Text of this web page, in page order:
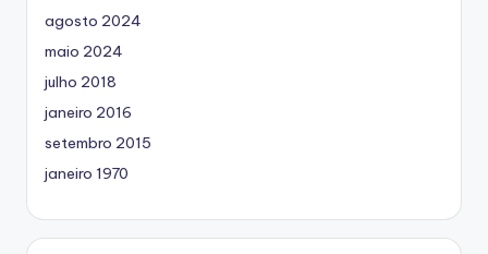
agosto 2024
maio 2024
julho 2018
janeiro 2016
setembro 2015
janeiro 1970